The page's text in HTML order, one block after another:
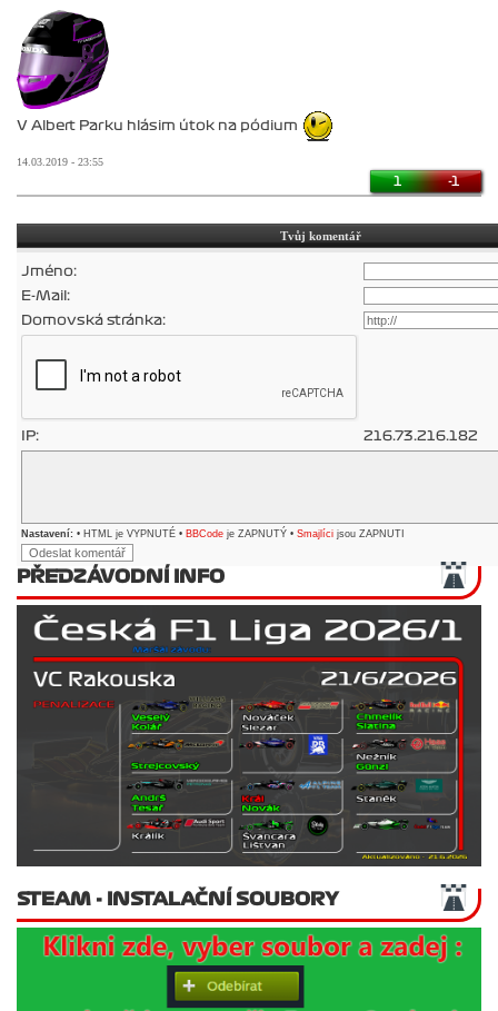
V Albert Parku hlásim útok na pódium
14.03.2019 - 23:55
1 -1
Tvůj komentář
Jméno:
E-Mail:
Domovská stránka:
IP: 216.73.216.182
Nastavení: • HTML je VYPNUTÉ • BBCode je ZAPNUTÝ • Smajlíci jsou ZAPNUTI
PŘEDZÁVODNÍ INFO
STEAM - INSTALAČNÍ SOUBORY